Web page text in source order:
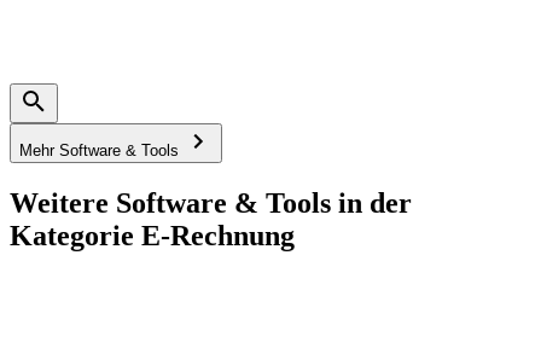
Mehr Software & Tools
Weitere Software & Tools in der
Kategorie E-Rechnung